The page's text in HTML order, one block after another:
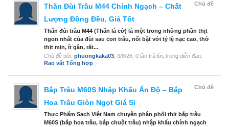
Chủ đề
Thăn Đùi Trâu M44 Chính Ngạch – Chất
Lượng Đồng Đều, Giá Tốt
Thăn đùi trâu M44 (Thăn lá cờ) là một trong những phần thịt
ngon nhất của đùi sau con trâu, nổi bật với tỷ lệ nạc cao, thớ
thịt mịn, ít gân, rất...
Chủ đề bởi: phuongkaka03 3/8/26 , 0 lần trả lời, trong diễn đàn:
Rao vặt Tổng hợp
Chủ đề
Bắp Trâu M60S Nhập Khẩu Ấn Độ – Bắp
Hoa Trâu Giòn Ngọt Giá Sỉ
Thực Phẩm Sạch Việt Nam chuyên phân phối thịt bắp trâu
M60S (bắp hoa trâu, bắp chuột trâu) nhập khẩu chính ngạch